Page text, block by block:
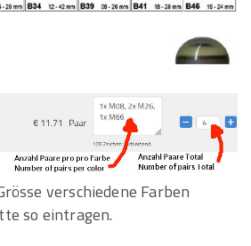
verschiedene Farben
so eintragen.